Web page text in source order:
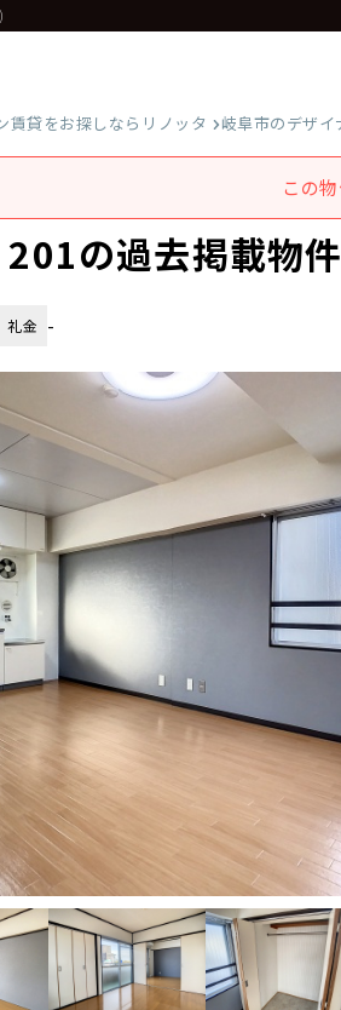
賃貸をお探しならリノッタ 岐阜市のデザ
この
の過去掲載物
礼金 -